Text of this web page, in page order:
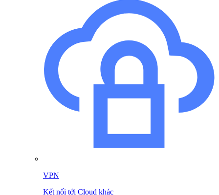
VPN
Kết nối tới Cloud khác